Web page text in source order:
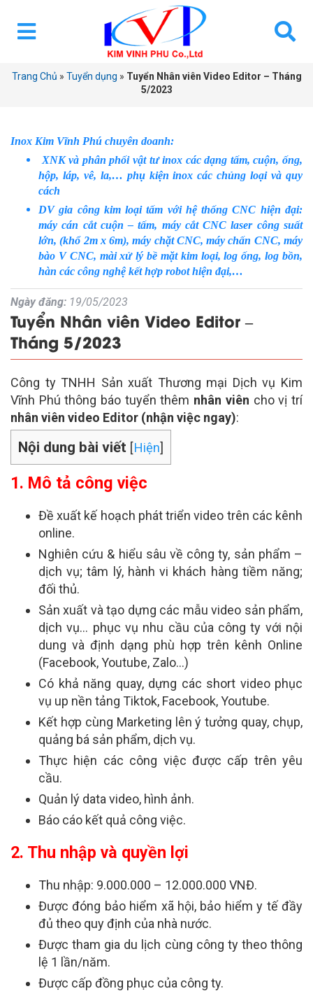
Trang Chủ » Tuyển dụng » Tuyển Nhân viên Video Editor – Tháng
5/2023
Inox Kim Vĩnh Phú chuyên doanh:
XNK và phân phối vật tư inox các dạng tấm, cuộn, ống,
hộp, láp, vê, la,… phụ kiện inox các chủng loại và quy
cách
DV gia công kim loại tấm với hệ thống CNC hiện đại:
máy cán cắt cuộn – tấm, máy cắt CNC laser công suất
lớn, (khổ 2m x 6m), máy chặt CNC, máy chấn CNC, máy
bào V CNC, mài xử lý bề mặt kim loại, log ống, log bồn,
hàn các công nghệ kết hợp robot hiện đại,…
Ngày đăng: 19/05/2023
Tuyển Nhân viên Video Editor –
Tháng 5/2023
Công ty TNHH Sản xuất Thương mại Dịch vụ Kim
Vĩnh Phú thông báo tuyển thêm nhân viên cho vị trí
nhân viên video Editor (nhận việc ngay):
Nội dung bài viết [Hiện]
1. Mô tả công việc
Đề xuất kế hoạch phát triển video trên các kênh
online.
Nghiên cứu & hiểu sâu về công ty, sản phẩm –
dịch vụ; tâm lý, hành vi khách hàng tiềm năng;
đối thủ.
Sản xuất và tạo dựng các mẫu video sản phẩm,
dịch vụ… phục vụ nhu cầu của công ty với nội
dung và định dạng phù hợp trên kênh Online
(Facebook, Youtube, Zalo…)
Có khả năng quay, dựng các short video phục
vụ up nền tảng Tiktok, Facebook, Youtube.
Kết hợp cùng Marketing lên ý tưởng quay, chụp,
quảng bá sản phẩm, dịch vụ.
Thực hiện các công việc được cấp trên yêu
cầu.
Quản lý data video, hình ảnh.
Báo cáo kết quả công việc.
2. Thu nhập và quyền lợi
Thu nhập: 9.000.000 – 12.000.000 VNĐ.
Được đóng bảo hiểm xã hội, bảo hiểm y tế đầy
đủ theo quy định của nhà nước.
Được tham gia du lịch cùng công ty theo thông
lệ 1 lần/năm.
Được cấp đồng phục của công ty.